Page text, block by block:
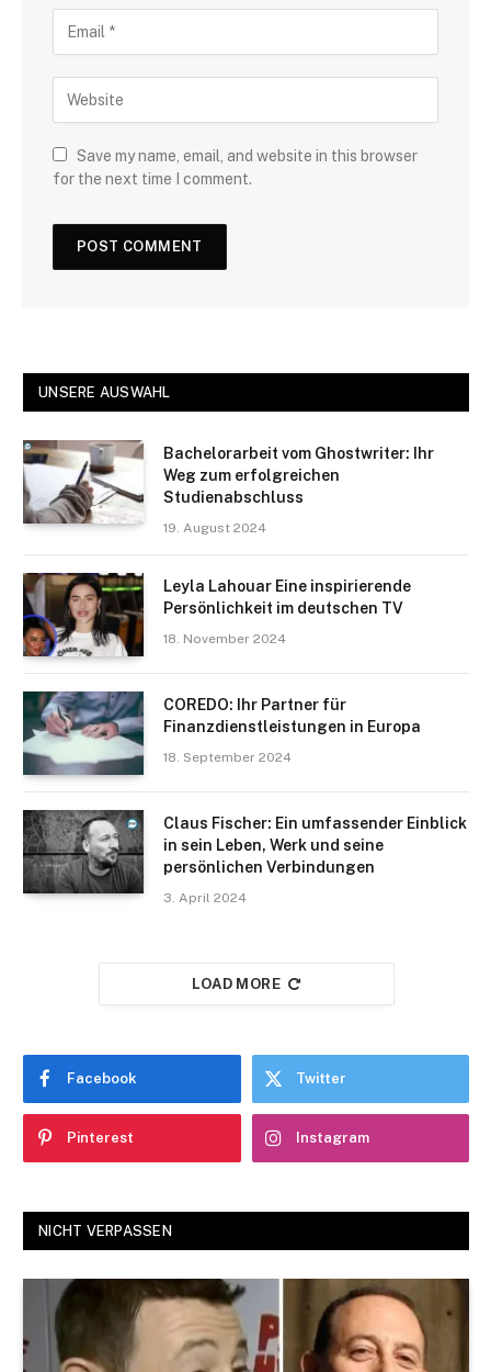
Save my name, email, and website in this browser
for the next time I comment.
UNSERE AUSWAHL
Bachelorarbeit vom Ghostwriter: Ihr
Weg zum erfolgreichen
Studienabschluss
19. August 2024
Leyla Lahouar Eine inspirierende
Persönlichkeit im deutschen TV
18. November 2024
COREDO: Ihr Partner für
Finanzdienstleistungen in Europa
18. September 2024
Claus Fischer: Ein umfassender Einblick
in sein Leben, Werk und seine
persönlichen Verbindungen
3. April 2024
LOAD MORE
Facebook Twitter
Pinterest Instagram
NICHT VERPASSEN